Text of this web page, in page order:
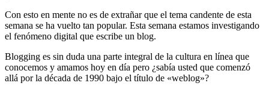
Con esto en mente no es de extrañar que el tema candente de esta
semana se ha vuelto tan popular. Esta semana estamos investigando
el fenómeno digital que escribe un blog.
Blogging es sin duda una parte integral de la cultura en línea que
conocemos y amamos hoy en día pero ¿sabía usted que comenzó
allá por la década de 1990 bajo el título de «weblog»?